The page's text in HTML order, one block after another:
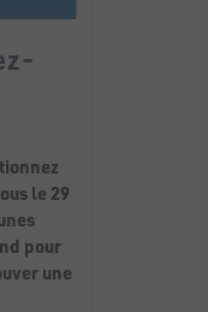
le 29
pour
une